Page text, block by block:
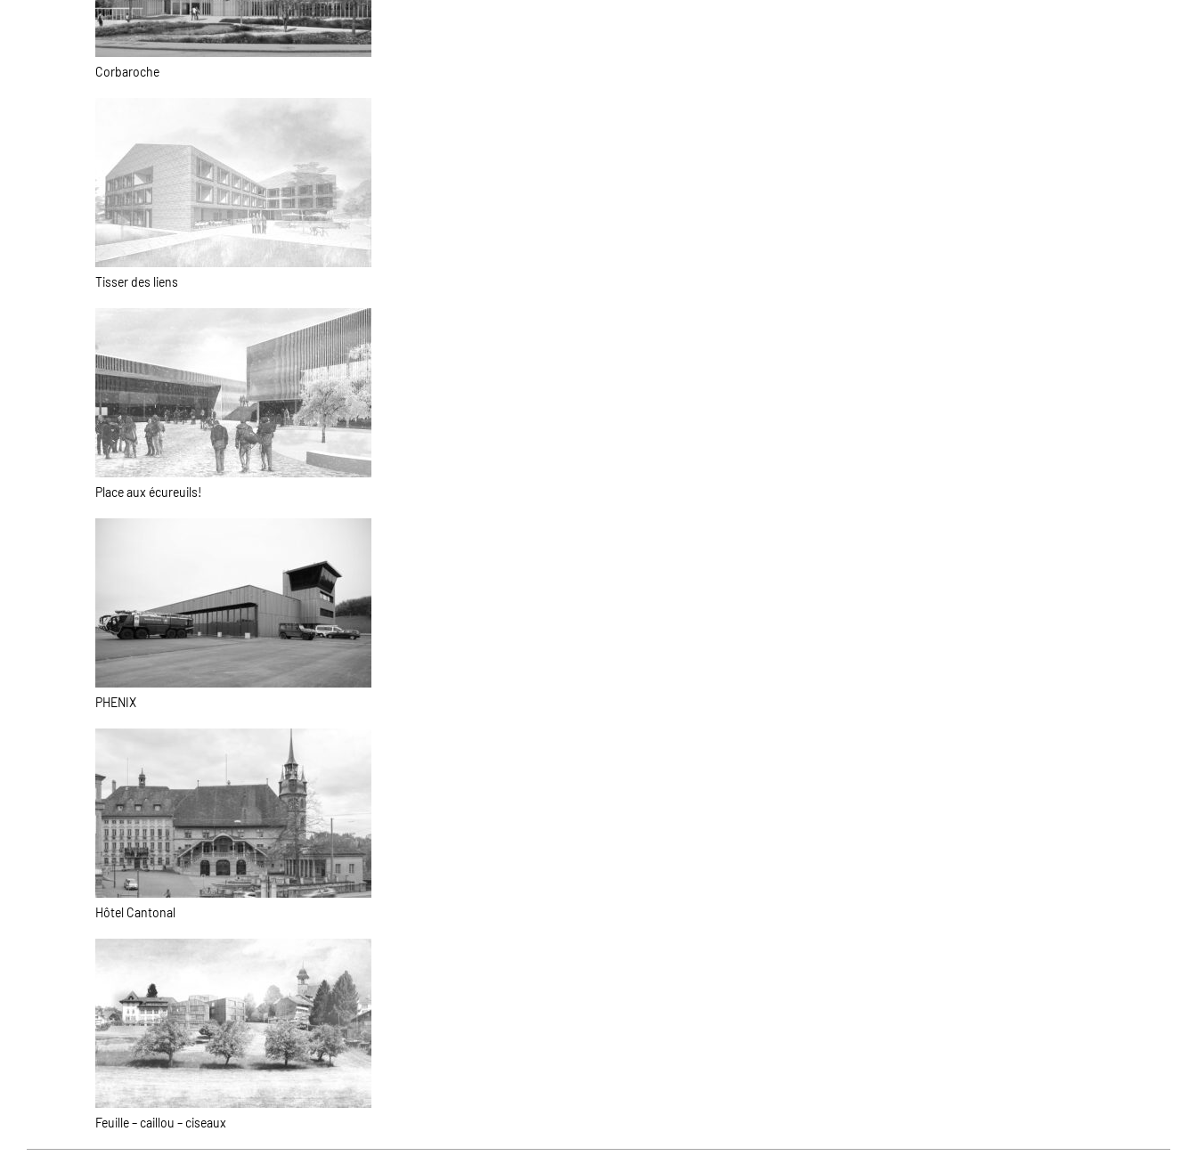
Corbaroche
Tisser des liens
Place aux écureuils!
PHENIX
Hôtel Cantonal
Feuille – caillou – ciseaux